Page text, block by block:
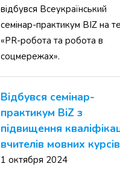
відбувся Всеукраїнський
семінар-практикум BIZ на
«PR-робота та робота в
соцмережах».
Відбувся семінар-
практикум BiZ з
підвищення
вчителів мовних курсів
1 октября 2024